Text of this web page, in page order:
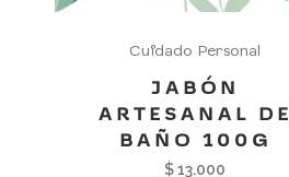
Cuidado Personal
JABÓN
ARTESANAL DE
BAÑO 100G
$13.000